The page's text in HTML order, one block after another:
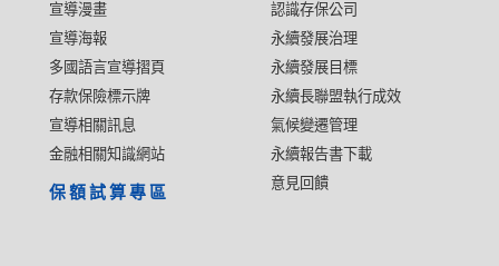
宣導漫畫
宣導海報
多國語言宣導摺頁
存款保險標示牌
宣導相關訊息
金融相關知識網站
認識存保公司
永續發展治理
永續發展目標
永續長聯盟執行成效
氣候變遷管理
永續報告書下載
意見回饋
保額試算專區